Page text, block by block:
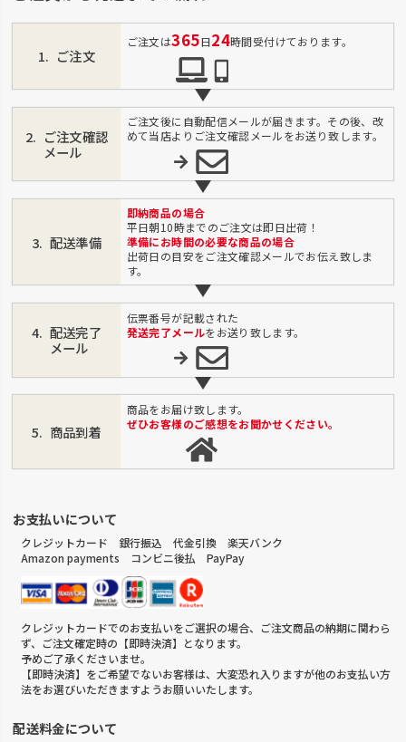
ご注文
ご注文は365日24時間受付けております。
ご注文確認
メール
ご注文後に自動配信メールが届きます。その後、改
めて当店よりご注文確認メールをお送り致します。
配送準備
即納商品の場合
平日朝10時までのご注文は即日出荷！
準備にお時間の必要な商品の場合
出荷日の目安をご注文確認メールでお伝え致しま
す。
配送完了
メール
伝票番号が記載された
発送完了メールをお送り致します。
商品到着
商品をお届け致します。
ぜひお客様のご感想をお聞かせください。
お支払いについて
クレジットカード 銀行振込 代金引換 楽天バンク
Amazon payments コンビニ後払 PayPay
クレジットカードでのお支払いをご選択の場合、ご注文商品の納期に関わら
ず、ご注文確定時の【即時決済】となります。
予めご了承くださいませ。
【即時決済】をご希望でないお客様は、大変恐れ入りますが他のお支払い方
法をお選びいただきますようお願いいたします。
配送料金について